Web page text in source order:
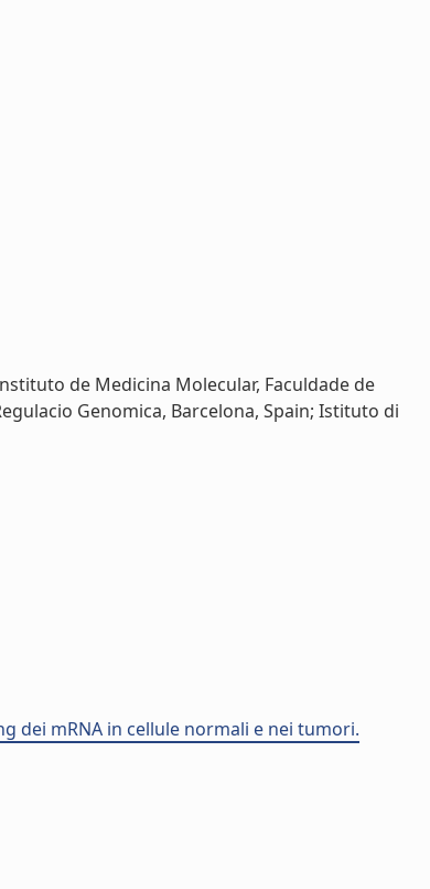
de Medicina Molecular, Faculdade de
Genomica, Barcelona, Spain; Istituto di
dei mRNA in cellule normali e nei tumori.